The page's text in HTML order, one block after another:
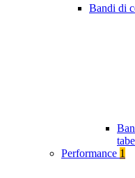
Bandi di
Performance 1